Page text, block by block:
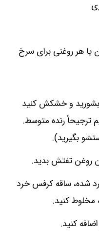
یا هر روغنی برای سرخ
و خشکش کنید
ترجیحاً رنده متوسط.
بگیرید).
شده، ساقه کرفس خرد
مخلوط کنید.